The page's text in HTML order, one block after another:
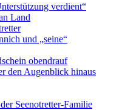
verdient“
Land
und „seine“
obendrauf
den Augenblick hinaus
Seenotretter-Familie